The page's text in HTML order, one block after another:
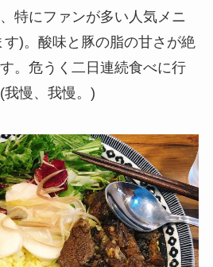
特にファンが多い人気メニ
す)。酸味と豚の脂の甘さが絶
。危うく二日連続食べに行
我慢、我慢。)